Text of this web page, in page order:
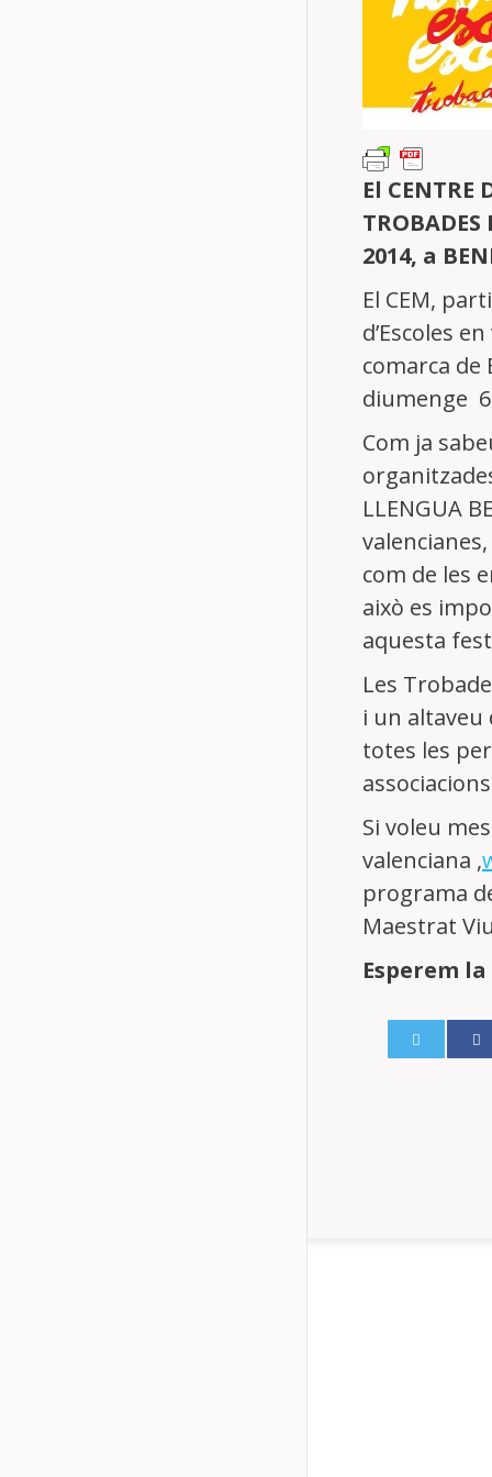
El CENTRE
TROBADES
2014, a
El CEM,
d’Escoles
comarca de
diumenge 6
Com ja
LLENGUA
com de les
això es
aquesta
Les
i un altaveu
totes les
Si voleu
valenciana ,
programa
Maestrat
Esperem
13
-Avís legal
Compra de publicacions|Fes-